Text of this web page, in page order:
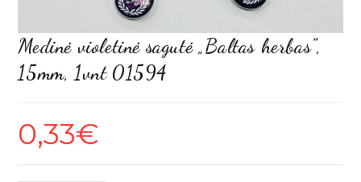
Medinė violetinė sagutė „Baltas herbas”,
15mm, 1vnt 01594
0,33€